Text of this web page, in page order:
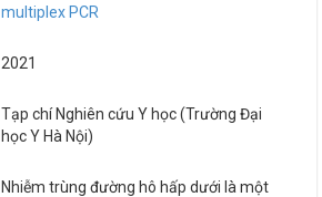
multiplex PCR
2021
Tạp chí Nghiên cứu Y học (Trường Đại
học Y Hà Nội)
Nhiễm trùng đường hô hấp dưới là một